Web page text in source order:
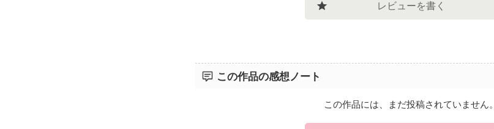
レビューを書く
この作品の感想ノート
この作品には、まだ投稿されていません。